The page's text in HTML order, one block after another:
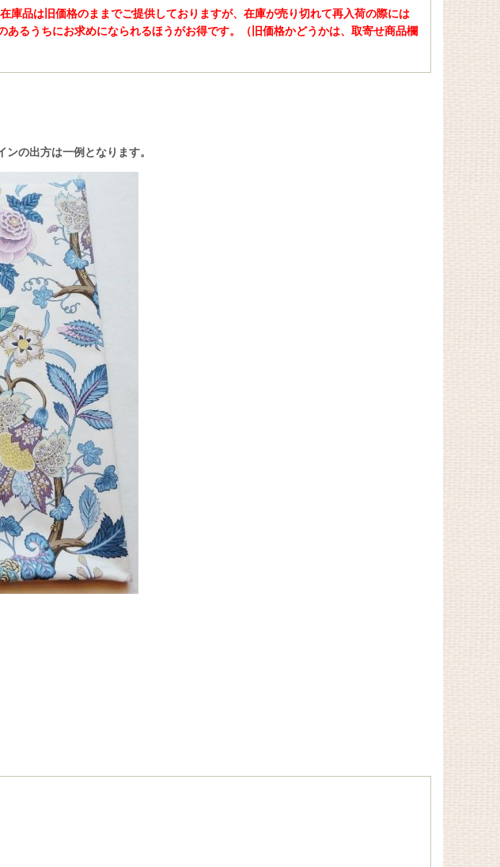
品は旧価格のままでご提供しておりますが、在庫が売り切れて再入荷の際には
るうちにお求めになられるほうがお得です。（旧価格かどうかは、取寄せ商品欄
の出方は一例となります。